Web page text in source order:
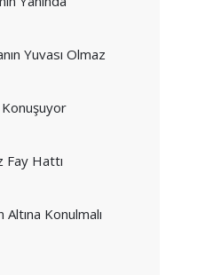
Yuvası Olmaz
Konuşuyor
Fay Hattı
Altına Konulmalı